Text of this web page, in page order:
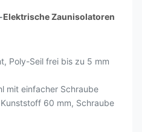
Elektrische Zaunisolatoren
Poly-Seil frei bis zu 5 mm
mit einfacher Schraube
60 mm, Schraube